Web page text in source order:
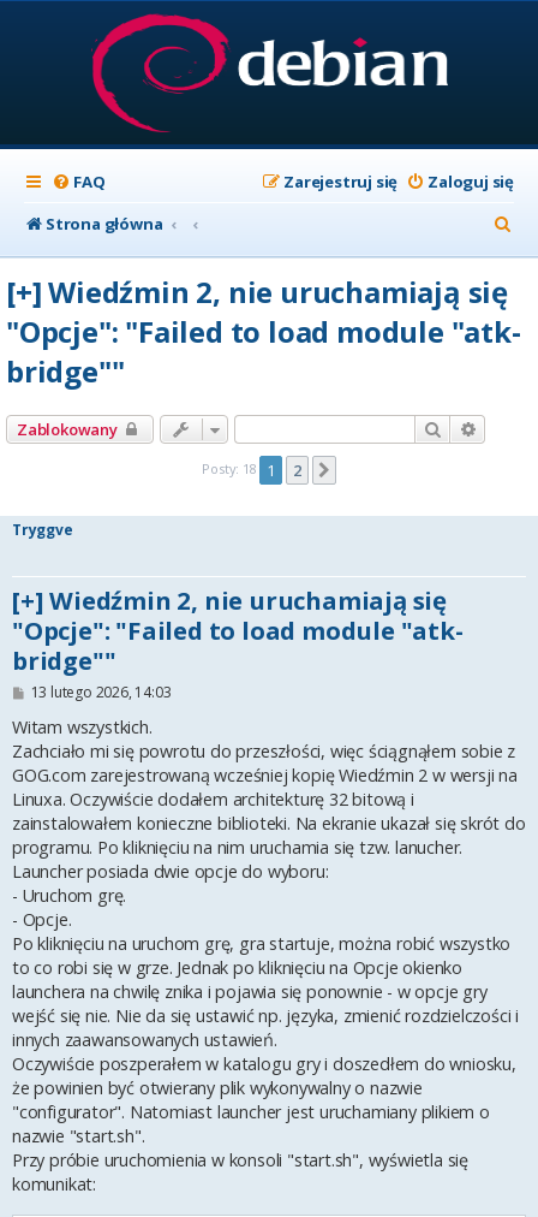
FAQ Zaloguj się
Zarejestruj się
Strona główna
z
[+] Wiedźmin 2, nie uruchamiają się
"Opcje": "Failed to load module "atk-
bridge""
Zablokowany Szukaj
Posty: 18 1 2
Tryggve
[+] Wiedźmin 2, nie uruchamiają się
"Opcje": "Failed to load module "atk-
bridge""
P
s
13 lutego 2026, 14:03
Witam wszystkich.
Zachciało mi się powrotu do przeszłości, więc ściągnąłem sobie z
GOG.com zarejestrowaną wcześniej kopię Wiedźmin 2 w wersji na
Linuxa. Oczywiście dodałem architekturę 32 bitową i
zainstalowałem konieczne biblioteki. Na ekranie ukazał się skrót do
programu. Po kliknięciu na nim uruchamia się tzw. lanucher.
Launcher posiada dwie opcje do wyboru:
- Uruchom grę.
- Opcje.
Po kliknięciu na uruchom grę, gra startuje, można robić wszystko
to co robi się w grze. Jednak po kliknięciu na Opcje okienko
launchera na chwilę znika i pojawia się ponownie - w opcje gry
wejść się nie. Nie da się ustawić np. języka, zmienić rozdzielczości i
innych zaawansowanych ustawień.
Oczywiście poszperałem w katalogu gry i doszedłem do wniosku,
że powinien być otwierany plik wykonywalny o nazwie
"configurator". Natomiast launcher jest uruchamiany plikiem o
nazwie "start.sh".
Przy próbie uruchomienia w konsoli "start.sh", wyświetla się
komunikat: